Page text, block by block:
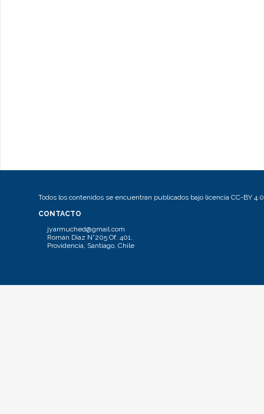
Todos los contenidos se encuentran publicados bajo licencia CC-BY 4.0
CONTACTO
jyarmuched@gmail.com
Román Díaz N°205 Of. 401.
Providencia, Santiago, Chile